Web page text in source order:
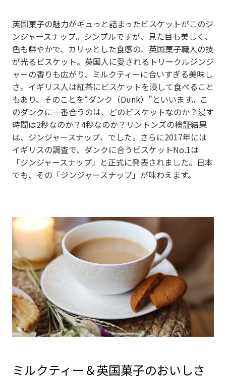
英国菓子の魅力がギュっと詰まったビスケットがこのジ
ンジャースナップ。シンプルですが、見た目も美しく、
色も鮮やかで、カリッとした食感の、英国菓子職人の技
が光るビスケット。英国人に愛されるトリークルジンジ
ャーの香りも広がり、ミルクティーに合いすぎる美味し
さ。イギリス人は紅茶にビスケットを浸して食べること
もあり、そのことを“ダンク（Dunk）”といいます。こ
のダンクに一番合うのは、どのビスケットなのか？浸す
時間は2秒なのか？4秒なのか？リントンズの検証結果
は、ジンジャースナップ、でした。さらに2017年には
イギリスの調査で、ダンクに合うビスケットNo.1は
「ジンジャースナップ」と正式に発表されました。日本
でも、その「ジンジャースナップ」が味わえます。
ミルクティー＆英国菓子のおいしさ